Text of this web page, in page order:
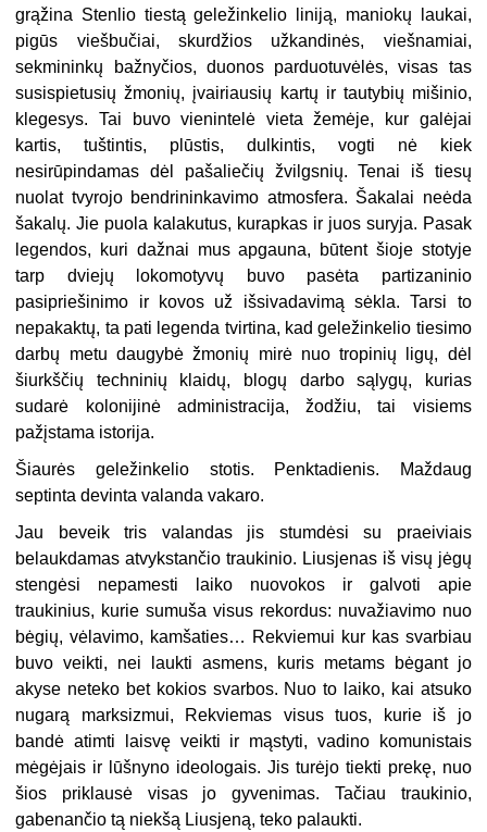
grąžina Stenlio tiestą geležinkelio liniją, maniokų laukai,
pigūs viešbučiai, skurdžios užkandinės, viešnamiai,
sekmininkų bažnyčios, duonos parduotuvėlės, visas tas
susispietusių žmonių, įvairiausių kartų ir tautybių mišinio,
klegesys. Tai buvo vienintelė vieta žemėje, kur galėjai
kartis, tuštintis, plūstis, dulkintis, vogti nė kiek
nesirūpindamas dėl pašaliečių žvilgsnių. Tenai iš tiesų
nuolat tvyrojo bendrininkavimo atmosfera. Šakalai neėda
šakalų. Jie puola kalakutus, kurapkas ir juos suryja. Pasak
legendos, kuri dažnai mus apgauna, būtent šioje stotyje
tarp dviejų lokomotyvų buvo pasėta partizaninio
pasipriešinimo ir kovos už išsivadavimą sėkla. Tarsi to
nepakaktų, ta pati legenda tvirtina, kad geležinkelio tiesimo
darbų metu daugybė žmonių mirė nuo tropinių ligų, dėl
šiurkščių techninių klaidų, blogų darbo sąlygų, kurias
sudarė kolonijinė administracija, žodžiu, tai visiems
pažįstama istorija.
Šiaurės geležinkelio stotis. Penktadienis. Maždaug
septinta devinta valanda vakaro.
Jau beveik tris valandas jis stumdėsi su praeiviais
belaukdamas atvykstančio traukinio. Liusjenas iš visų jėgų
stengėsi nepamesti laiko nuovokos ir galvoti apie
traukinius, kurie sumuša visus rekordus: nuvažiavimo nuo
bėgių, vėlavimo, kamšaties… Rekviemui kur kas svarbiau
buvo veikti, nei laukti asmens, kuris metams bėgant jo
akyse neteko bet kokios svarbos. Nuo to laiko, kai atsuko
nugarą marksizmui, Rekviemas visus tuos, kurie iš jo
bandė atimti laisvę veikti ir mąstyti, vadino komunistais
mėgėjais ir lūšnyno ideologais. Jis turėjo tiekti prekę, nuo
šios priklausė visas jo gyvenimas. Tačiau traukinio,
gabenančio tą niekšą Liusjeną, teko palaukti.